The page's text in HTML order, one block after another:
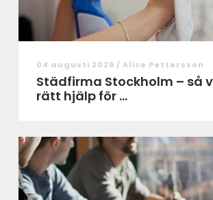
04 augusti 2026 / Alice Pettersson
Städfirma Stockholm – så
rätt hjälp för ...